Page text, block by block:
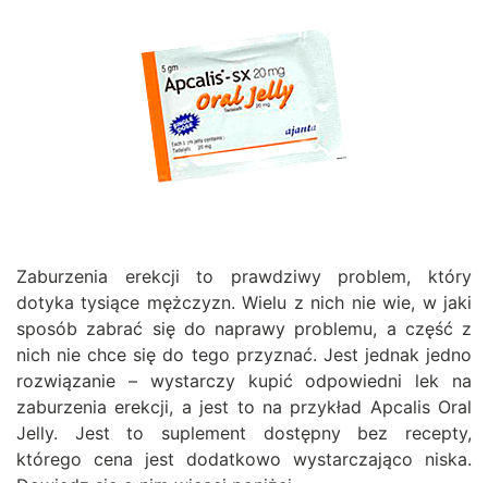
Zaburzenia erekcji to prawdziwy problem, który
dotyka tysiące mężczyzn. Wielu z nich nie wie, w jaki
sposób zabrać się do naprawy problemu, a część z
nich nie chce się do tego przyznać. Jest jednak jedno
rozwiązanie – wystarczy kupić odpowiedni lek na
zaburzenia erekcji, a jest to na przykład Apcalis Oral
Jelly. Jest to suplement dostępny bez recepty,
którego cena jest dodatkowo wystarczająco niska.